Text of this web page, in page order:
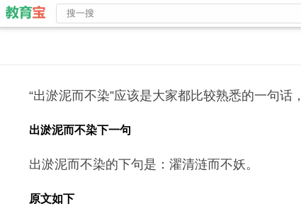
“出淤泥而不染”应该是大家都比较熟悉的一句
出淤泥而不染下一句
出淤泥而不染的下句是：濯清涟而不妖。
原文如下